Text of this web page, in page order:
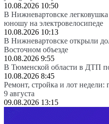
10.08.2026 10:50
В Нижневартовске
юношу на электровелосипеде
10.08.2026 10:13
В Нижневартовске открыли
Восточном объезде
10.08.2026 9:55
В Тюменской области в ДТП
10.08.2026 8:45
Ремонт, стройка и лот недели:
9 августа
09.08.2026 13:15